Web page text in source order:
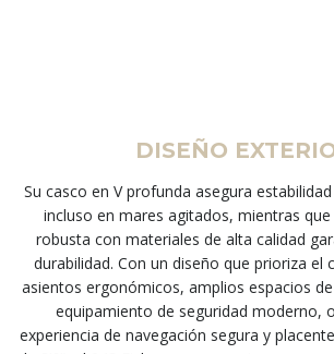
DISEÑO
Su casco en V profunda asegura
incluso en mares agitados, mientras
robusta con materiales de alta calidad
durabilidad. Con un diseño que prioriza el
asientos ergonómicos, amplios espacios
equipamiento de seguridad moderno,
experiencia de navegación segura y